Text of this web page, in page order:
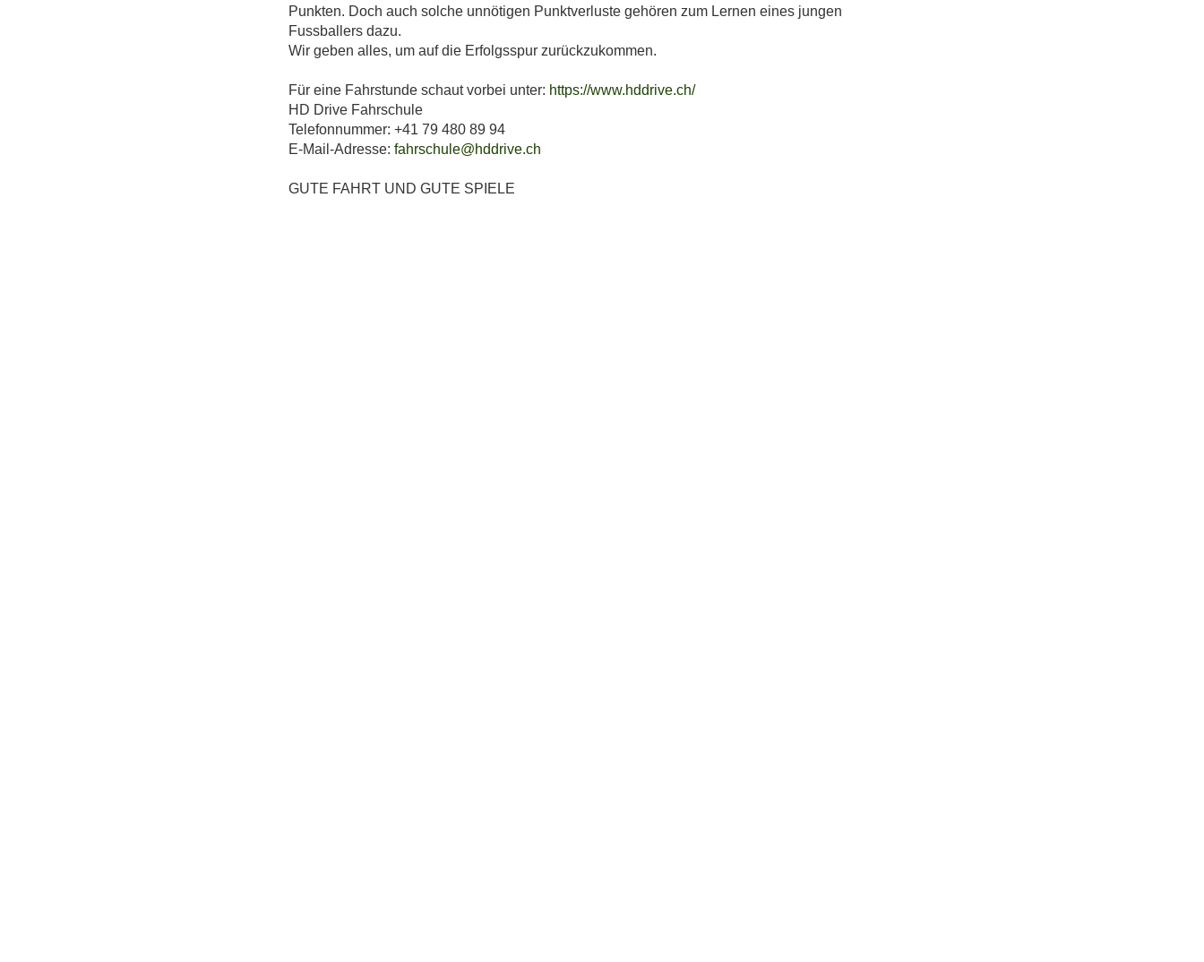
Punkten. Doch auch solche unnötigen Punktverluste gehören zum Lernen eines jungen
Fussballers dazu.
Wir geben alles, um auf die Erfolgsspur zurückzukommen.
Für eine Fahrstunde schaut vorbei unter: https://www.hddrive.ch/
HD Drive Fahrschule
Telefonnummer: +41 79 480 89 94
E-Mail-Adresse: fahrschule@hddrive.ch
GUTE FAHRT UND GUTE SPIELE